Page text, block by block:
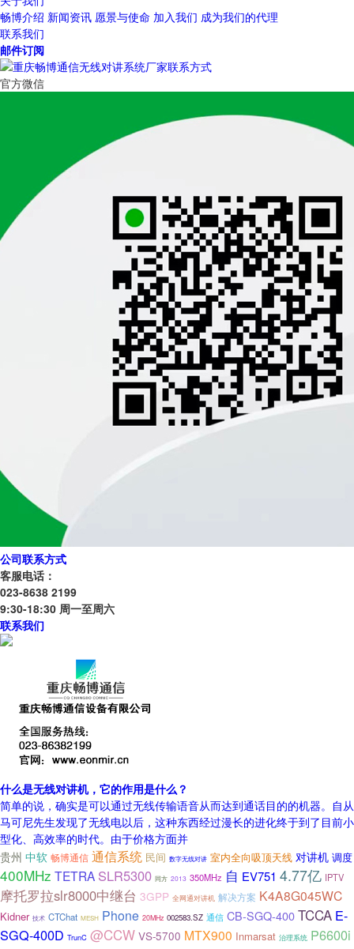
畅博介绍 新闻资讯 愿景与使命 加入我们 成为我们的代理
联系我们
邮件订阅
官方微信
公司联系方式
客服电话：
023-8638 2199
9:30-18:30 周一至周六
联系我们
什么是无线对讲机，它的作用是什么？
简单的说，确实是可以通过无线传输语音从而达到通话目的的机器。自从
马可尼先生发现了无线电以后，这种东西经过漫长的进化终于到了目前小
型化、高效率的时代。由于价格方面并
贵州 中软 畅博通信 通信系统 民间 数字无线对讲 室内全向吸顶天线 对讲机 调度
400MHz TETRA SLR5300 同方 2013 350MHz 自 EV751 4.77亿 IPTV
摩托罗拉slr8000中继台 3GPP 全网通对讲机 解决方案 K4A8G045WC
Kidner 技术 CTChat MESH Phone 20MHz 002583.SZ 通信 CB-SGQ-400TCCA E-
SGQ-400D TrunC @CCW VS-5700 MTX900 Inmarsat 治理系统 P6600i